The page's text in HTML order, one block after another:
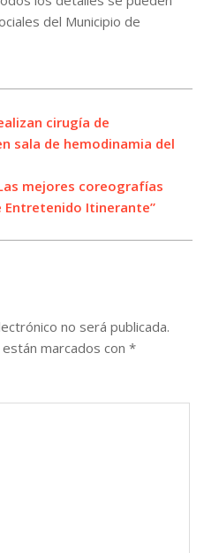
del Municipio de
cirugía de
sala de hemodinamia del
mejores coreografías
Entretenido Itinerante”
no será publicada.
marcados con *